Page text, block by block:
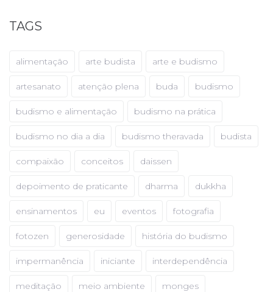
TAGS
alimentação arte budista arte e budismo
artesanato atenção plena buda budismo
budismo e alimentação budismo na prática
budismo no dia a dia budismo theravada budista
compaixão conceitos daissen
depoimento de praticante dharma dukkha
ensinamentos eu eventos fotografia
fotozen generosidade história do budismo
impermanência iniciante interdependência
meditação meio ambiente monges